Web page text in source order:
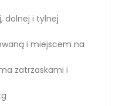
dolnej i tylnej
i miejscem na
zatrzaskami i